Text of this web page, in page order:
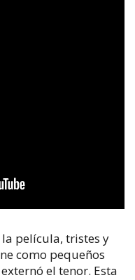
película, tristes y
como pequeños
el tenor. Esta